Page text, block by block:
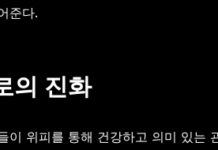
준다.
의 진화
위피를 통해 건강하고 의미 있